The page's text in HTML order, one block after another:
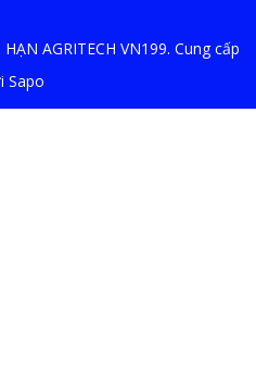
AGRITECH VN199. Cung cấp
Sapo